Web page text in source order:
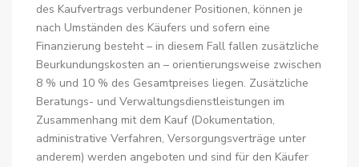
des Kaufvertrags verbundener Positionen, können je
nach Umständen des Käufers und sofern eine
Finanzierung besteht – in diesem Fall fallen zusätzliche
Beurkundungskosten an – orientierungsweise zwischen
8 % und 10 % des Gesamtpreises liegen. Zusätzliche
Beratungs- und Verwaltungsdienstleistungen im
Zusammenhang mit dem Kauf (Dokumentation,
administrative Verfahren, Versorgungsverträge unter
anderem) werden angeboten und sind für den Käufer